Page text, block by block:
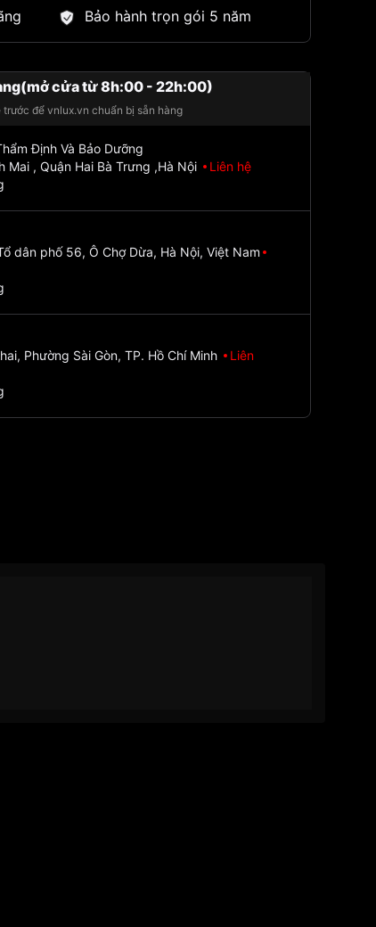
Bảo hành trọn gói 5 năm
cửa từ 8h:00 - 22h:00)
để vnlux.vn chuẩn bị sẵn hàng
Định Và Bảo Dưỡng
Mai , Quận Hai Bà Trưng ,Hà Nội
Liên hệ
dân phố 56, Ô Chợ Dừa, Hà Nội, Việt Nam
Phường Sài Gòn, TP. Hồ Chí Minh
Liên